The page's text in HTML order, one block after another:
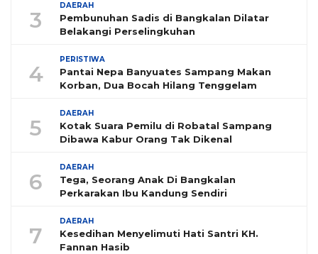
3
DAERAH
Pembunuhan Sadis di Bangkalan Dilatar
Belakangi Perselingkuhan
4
PERISTIWA
Pantai Nepa Banyuates Sampang Makan
Korban, Dua Bocah Hilang Tenggelam
5
DAERAH
Kotak Suara Pemilu di Robatal Sampang
Dibawa Kabur Orang Tak Dikenal
6
DAERAH
Tega, Seorang Anak Di Bangkalan
Perkarakan Ibu Kandung Sendiri
7
DAERAH
Kesedihan Menyelimuti Hati Santri KH.
Fannan Hasib